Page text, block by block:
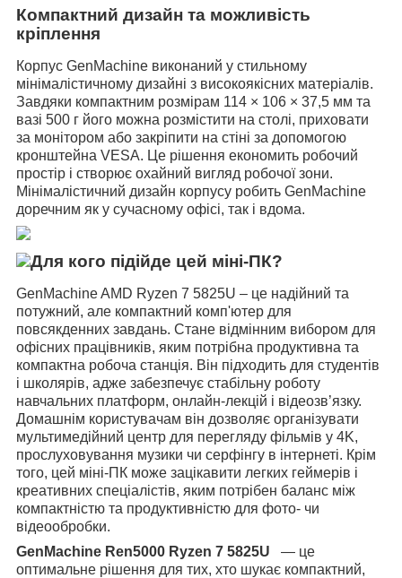
Компактний дизайн та можливість
кріплення
Корпус GenMachine виконаний у стильному
мінімалістичному дизайні з високоякісних матеріалів.
Завдяки компактним розмірам 114 × 106 × 37,5 мм та
вазі 500 г його можна розмістити на столі, приховати
за монітором або закріпити на стіні за допомогою
кронштейна VESA. Це рішення економить робочий
простір і створює охайний вигляд робочої зони.
Мінімалістичний дизайн корпусу робить GenMachine
доречним як у сучасному офісі, так і вдома.
Для кого підійде цей міні-ПК?
GenMachine AMD Ryzen 7 5825U – це надійний та
потужний, але компактний комп'ютер для
повсякденних завдань. Cтане відмінним вибором для
офісних працівників, яким потрібна продуктивна та
компактна робоча станція. Він підходить для студентів
і школярів, адже забезпечує стабільну роботу
навчальних платформ, онлайн-лекцій і відеозв’язку.
Домашнім користувачам він дозволяє організувати
мультимедійний центр для перегляду фільмів у 4K,
прослуховування музики чи серфінгу в інтернеті. Крім
того, цей міні-ПК може зацікавити легких геймерів і
креативних спеціалістів, яким потрібен баланс між
компактністю та продуктивністю для фото- чи
відеообробки.
GenMachine Ren5000 Ryzen 7 5825U — це
оптимальне рішення для тих, хто шукає компактний,